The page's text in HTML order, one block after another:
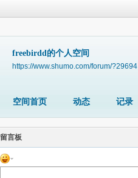
freebirdd的个人空间
https://www.shumo.com/forum/?29694
空间首页 动态 记录
留言板